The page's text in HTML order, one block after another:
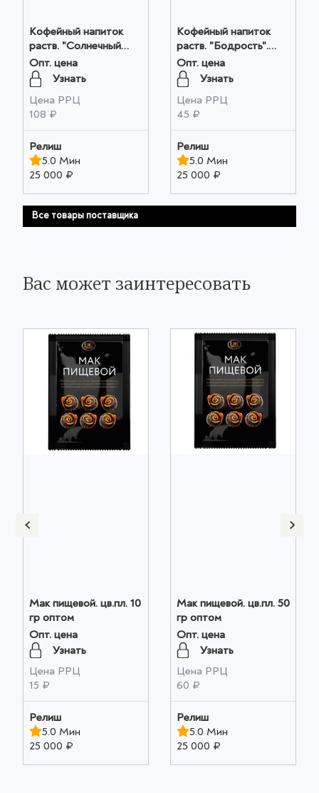
Кофейный напиток
раств. "Солнечный
колос". ГОСТ. м/у
250гр. оптом
Опт. цена
Узнать
Цена РРЦ
108 ₽
Релиш
5.0 Мин
25 000 ₽
Кофейный напиток
раств. "Бодрость".
ГОСТ цв. пл.. 100гр.
оптом
Опт. цена
Узнать
Цена РРЦ
45 ₽
Релиш
5.0 Мин
25 000 ₽
Все товары поставщика
Вас может заинтересовать
Мак пищевой. цв.пл. 10
гр оптом
Опт. цена
Узнать
Цена РРЦ
15 ₽
Релиш
5.0 Мин
25 000 ₽
Мак пищевой. цв.пл. 50
гр оптом
Опт. цена
Узнать
Цена РРЦ
60 ₽
Релиш
5.0 Мин
25 000 ₽